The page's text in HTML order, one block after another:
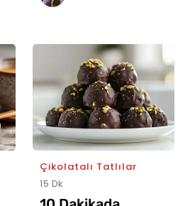
Çikolatalı Tatlılar
15 Dk